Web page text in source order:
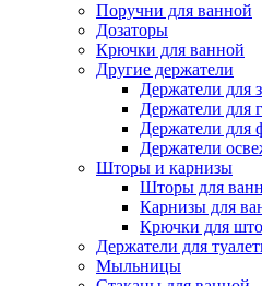
Поручни для ванной
Дозаторы
Крючки для ванной
Другие держатели
Держатели для
Держатели для
Держатели для
Держатели
Шторы и карнизы
Шторы для
Карнизы для
Крючки для
Держатели для
Мыльницы